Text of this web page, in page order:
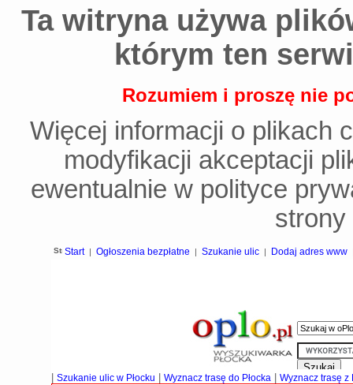
Ta witryna używa
którym ten
Rozumiem i proszę nie
Więcej informacji o plikach
modyfikacji akceptacji
ewentualnie w polityce
strony
Start| Ogłoszenia bezpłatne Szukanie ulic Dodaj adres www
Szukanie ulic w Płocku Wyznacz trasę do Płocka Wyznacz trasę z